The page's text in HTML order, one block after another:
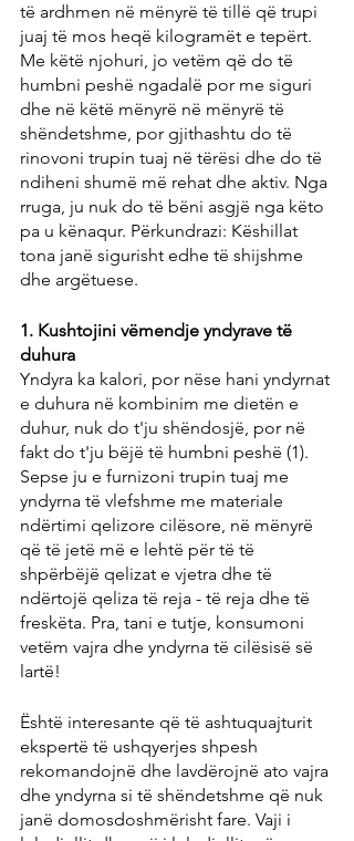
të ardhmen në mënyrë të tillë që trupi
juaj të mos heqë kilogramët e tepërt.
Me këtë njohuri, jo vetëm që do të
humbni peshë ngadalë por me siguri
dhe në këtë mënyrë në mënyrë të
shëndetshme, por gjithashtu do të
rinovoni trupin tuaj në tërësi dhe do të
ndiheni shumë më rehat dhe aktiv. Nga
rruga, ju nuk do të bëni asgjë nga këto
pa u kënaqur. Përkundrazi: Këshillat
tona janë sigurisht edhe të shijshme
dhe argëtuese.
1. Kushtojini vëmendje yndyrave të
duhura
Yndyra ka kalori, por nëse hani yndyrnat
e duhura në kombinim me dietën e
duhur, nuk do t'ju shëndosjë, por në
fakt do t'ju bëjë të humbni peshë (1).
Sepse ju e furnizoni trupin tuaj me
yndyrna të vlefshme me materiale
ndërtimi qelizore cilësore, në mënyrë
që të jetë më e lehtë për të të
shpërbëjë qelizat e vjetra dhe të
ndërtojë qeliza të reja - të reja dhe të
freskëta. Pra, tani e tutje, konsumoni
vetëm vajra dhe yndyrna të cilësisë së
lartë!
Është interesante që të ashtuquajturit
ekspertë të ushqyerjes shpesh
rekomandojnë dhe lavdërojnë ato vajra
dhe yndyrna si të shëndetshme që nuk
janë domosdoshmërisht fare. Vaji i